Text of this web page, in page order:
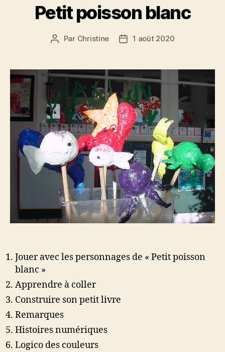
Petit poisson blanc
Auteur
Par Christine
Date1 août 2020
Jouer avec les personnages de « Petit poisson
blanc »
Apprendre à coller
Construire son petit livre
Remarques
Histoires numériques
Logico des couleurs